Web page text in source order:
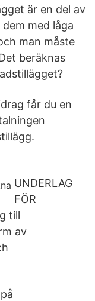
är en del av
med låga
man måste
beräknas
får du en
UNDERLAG
FÖR
till
av